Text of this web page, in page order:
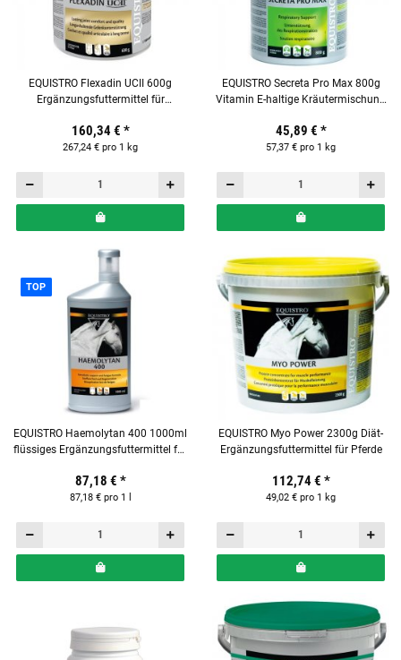
EQUISTRO Flexadin UCII 600g
Ergänzungsfuttermittel für
160,34 € *
267,24 € pro 1 kg
EQUISTRO Secreta Pro Max 800g
Vitamin E-haltige Kräutermischung
45,89 € *
57,37 € pro 1 kg
TOP
EQUISTRO Haemolytan 400 1000ml
flüssiges Ergänzungsfuttermittel für
87,18 € *
87,18 € pro 1 l
EQUISTRO Myo Power 2300g Diät-
Ergänzungsfuttermittel für Pferde
112,74 € *
49,02 € pro 1 kg